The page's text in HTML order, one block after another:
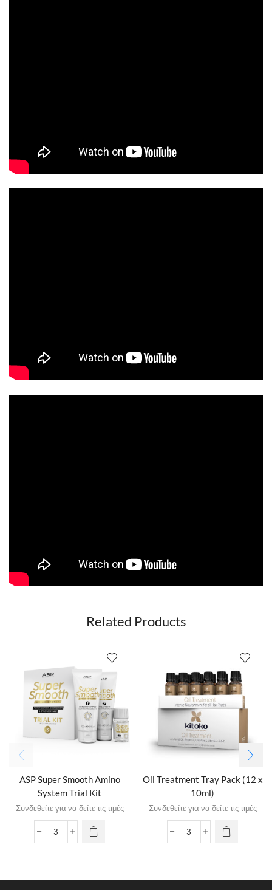
Related Products
ASP Super Smooth Amino
System Trial Kit
Συνδεθείτε για να δείτε τις τιμές
Oil Treatment Tray Pack (12 x
10ml)
Συνδεθείτε για να δείτε τις τιμές